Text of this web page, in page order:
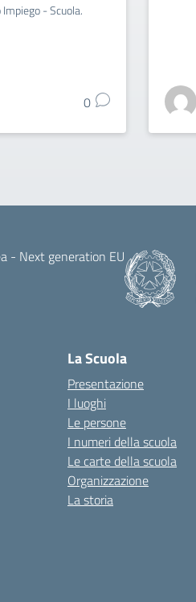
- Scuola.
0
La Scuola
Presentazione
I luoghi
Le persone
I numeri della scuola
Le carte della scuola
Organizzazione
La storia